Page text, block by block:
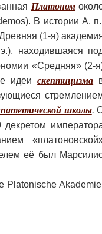
Платоном
В истории А.
(1-я)
находившаяся
«Средняя» (2-
идеискептицизма
школы.
её был
Platonische